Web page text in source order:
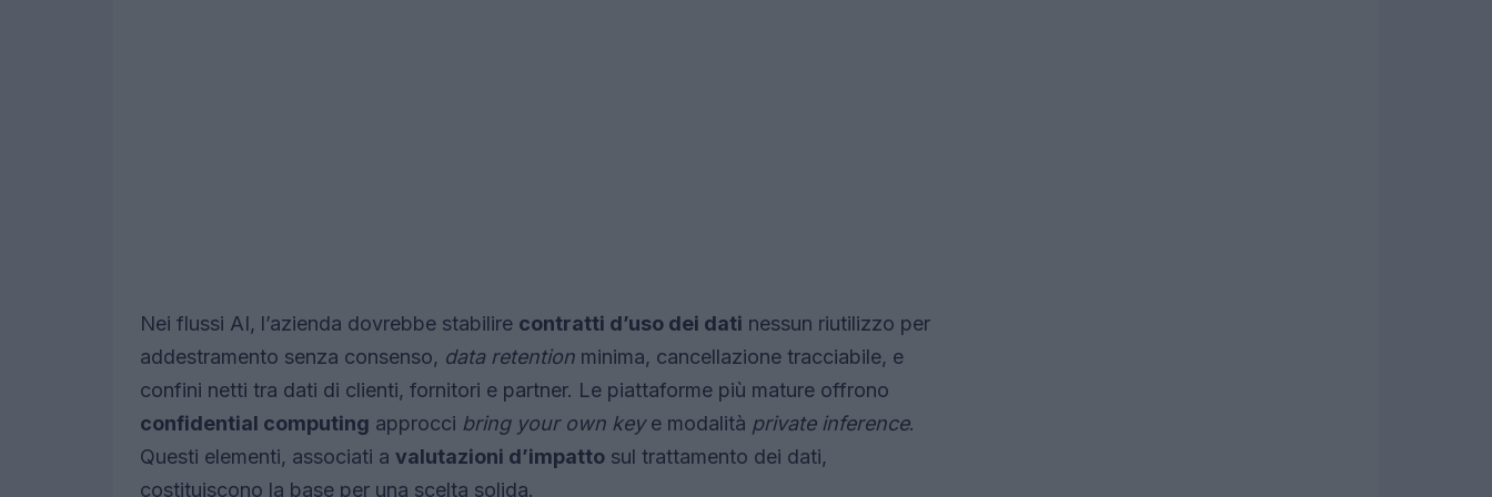
Nei flussi AI, l’azienda dovrebbe stabilire contratti d’uso dei dati nessun riutilizzo per
addestramento senza consenso, data retention minima, cancellazione tracciabile, e
confini netti tra dati di clienti, fornitori e partner. Le piattaforme più mature offrono
confidential computing approcci bring your own keye modalità private inference.
Questi elementi, associati a valutazioni d’impatto sul trattamento dei dati,
costituiscono la base per una scelta solida.